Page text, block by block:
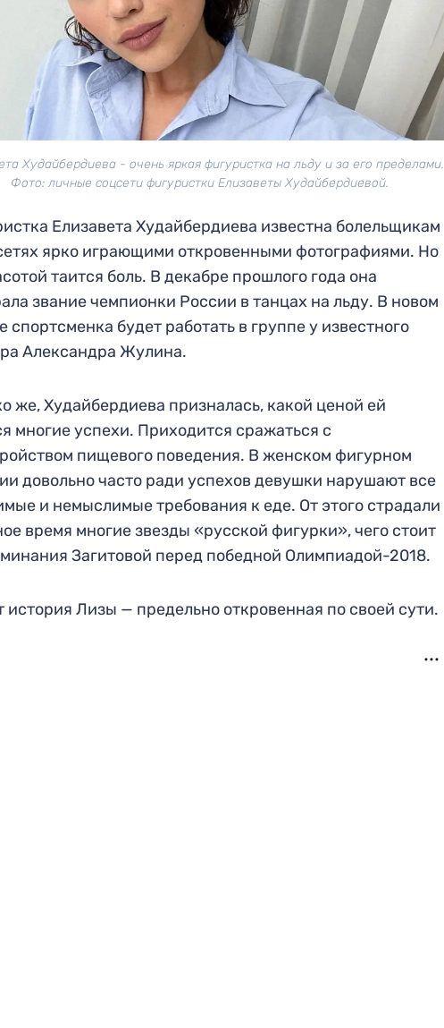
Худайбердиева - очень яркая фигуристка на льду и за его пределами.
Фото: личные соцсети фигуристки Елизаветы Худайбердиевой.
Елизавета Худайбердиева известна болельщикам
ярко играющими откровенными фотографиями. Но
таится боль. В декабре прошлого года она
звание чемпионки России в танцах на льду. В новом
спортсменка будет работать в группе у известного
Александра Жулина.
же, Худайбердиева призналась, какой ценой ей
многие успехи. Приходится сражаться с
пищевого поведения. В женском фигурном
довольно часто ради успехов девушки нарушают все
и немыслимые требования к еде. От этого страдали
время многие звезды «русской фигурки», чего стоит
Загитовой перед победной Олимпиадой-2018.
история Лизы — предельно откровенная по своей сути.